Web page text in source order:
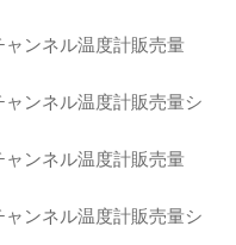
ャンネル温度計販売量
ンネル温度計販売量シ
ャンネル温度計販売量
ンネル温度計販売量シ